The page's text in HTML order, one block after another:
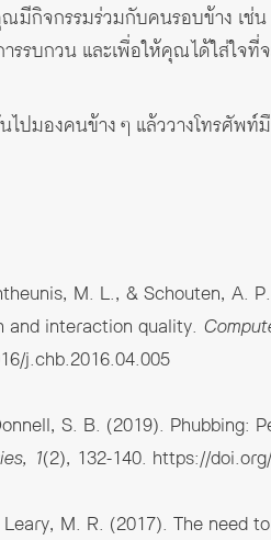
มีกิจกรรมร่วมกับคนรอบข้าง เช่
รรบกวน และเพื่อให้คุณได้ใส่ใจ
ไปมองคนข้าง ๆ แล้ววางโทรศัพ
M. L., & Schouten, A.
and interaction quality.
j.chb.2016.04.005
S. B. (2019).
1(2), 132-140. https://
M. R. (2017). The need